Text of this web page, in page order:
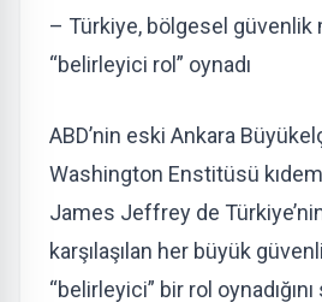
– Türkiye, bölgesel güvenlik
“belirleyici rol” oynadı
ABD’nin eski Ankara
Washington Enstitüsü
James Jeffrey de
karşılaşılan her büyük
“belirleyici” bir rol